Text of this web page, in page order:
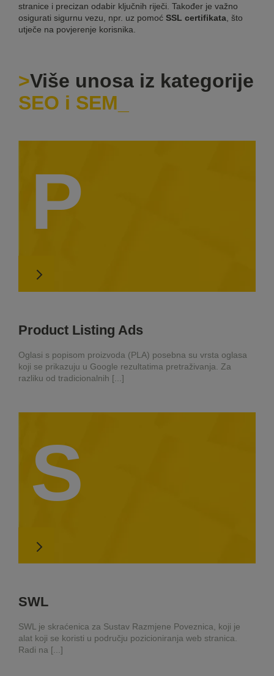
stranice i precizan odabir ključnih riječi. Također je važno
osigurati sigurnu vezu, npr. uz pomoć SSL certifikata , što
utječe na povjerenje korisnika.
Više unosa iz kategorije
SEO i SEM
P
Product Listing Ads
Oglasi s popisom proizvoda (PLA) posebna su vrsta oglasa
koji se prikazuju u Google rezultatima pretraživanja. Za
razliku od tradicionalnih [...]
S
SWL
SWL je skraćenica za Sustav Razmjene Poveznica, koji je
alat koji se koristi u području pozicioniranja web stranica.
Radi na [...]